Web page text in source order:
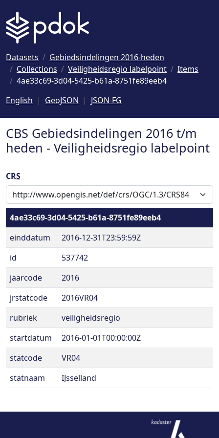
Datasets
Gebiedsindelingen 2016-heden
Collections
Veiligheidsregio labelpoint
Items
4ae33c69-3d04-5425-b61a-8751fe89eeb4
English
GeoJSON JSON-FG
CBS Gebiedsindelingen 2016 t/m
heden - Veiligheidsregio labelpoint
CRS
4ae33c69-3d04-5425-b61a-8751fe89eeb4
einddatum
2016-12-31T23:59:59Z
id
537742
jaarcode
2016
jrstatcode
2016VR04
rubriek
veiligheidsregio
startdatum
2016-01-01T00:00:00Z
statcode
VR04
statnaam
IJsselland